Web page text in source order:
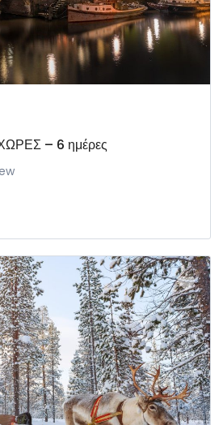
– 6 ημέρες